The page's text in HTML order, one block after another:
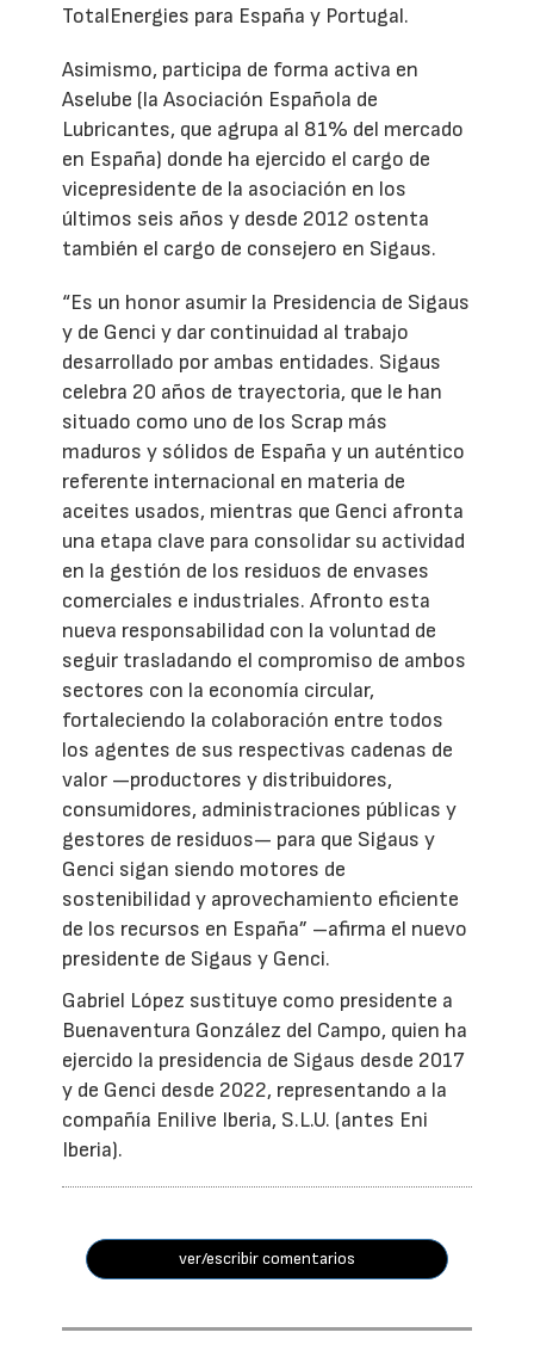
TotalEnergies para España y Portugal.
Asimismo, participa de forma activa en
Aselube (la Asociación Española de
Lubricantes, que agrupa al 81% del mercado
en España) donde ha ejercido el cargo de
vicepresidente de la asociación en los
últimos seis años y desde 2012 ostenta
también el cargo de consejero en Sigaus.
“Es un honor asumir la Presidencia de Sigaus
y de Genci y dar continuidad al trabajo
desarrollado por ambas entidades. Sigaus
celebra 20 años de trayectoria, que le han
situado como uno de los Scrap más
maduros y sólidos de España y un auténtico
referente internacional en materia de
aceites usados, mientras que Genci afronta
una etapa clave para consolidar su actividad
en la gestión de los residuos de envases
comerciales e industriales. Afronto esta
nueva responsabilidad con la voluntad de
seguir trasladando el compromiso de ambos
sectores con la economía circular,
fortaleciendo la colaboración entre todos
los agentes de sus respectivas cadenas de
valor —productores y distribuidores,
consumidores, administraciones públicas y
gestores de residuos— para que Sigaus y
Genci sigan siendo motores de
sostenibilidad y aprovechamiento eficiente
de los recursos en España” –afirma el nuevo
presidente de Sigaus y Genci.
Gabriel López sustituye como presidente a
Buenaventura González del Campo, quien ha
ejercido la presidencia de Sigaus desde 2017
y de Genci desde 2022, representando a la
compañía Enilive Iberia, S.L.U. (antes Eni
Iberia).
ver/escribir comentarios